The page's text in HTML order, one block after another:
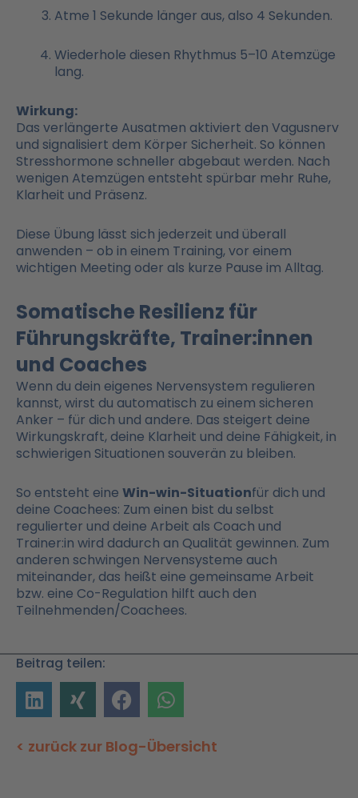
Atme 1 Sekunde länger aus, also 4 Sekunden.
Wiederhole diesen Rhythmus 5–10 Atemzüge
lang.
Wirkung:
Das verlängerte Ausatmen aktiviert den Vagusnerv
und signalisiert dem Körper Sicherheit. So können
Stresshormone schneller abgebaut werden. Nach
wenigen Atemzügen entsteht spürbar mehr Ruhe,
Klarheit und Präsenz.
Diese Übung lässt sich jederzeit und überall
anwenden – ob in einem Training, vor einem
wichtigen Meeting oder als kurze Pause im Alltag.
Somatische Resilienz für
Führungskräfte, Trainer:innen
und Coaches
Wenn du dein eigenes Nervensystem regulieren
kannst, wirst du automatisch zu einem sicheren
Anker – für dich und andere. Das steigert deine
Wirkungskraft, deine Klarheit und deine Fähigkeit, in
schwierigen Situationen souverän zu bleiben.
So entsteht eine Win-win-Situationfür dich und
deine Coachees: Zum einen bist du selbst
regulierter und deine Arbeit als Coach und
Trainer:in wird dadurch an Qualität gewinnen. Zum
anderen schwingen Nervensysteme auch
miteinander, das heißt eine gemeinsame Arbeit
bzw. eine Co-Regulation hilft auch den
Teilnehmenden/Coachees.
< zurück zur Blog-Übersicht
Beitrag teilen: